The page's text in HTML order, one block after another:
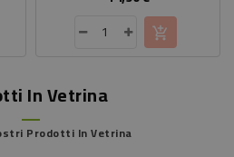
In Vetrina
Prodotti In Vetrina